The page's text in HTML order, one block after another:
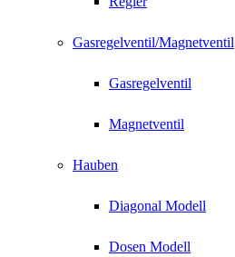
Gasregelventil/Magnetventil
Gasregelventil
Magnetventil
Hauben
Diagonal Modell
Dosen Modell